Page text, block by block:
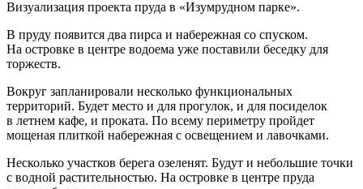
Визуализация проекта пруда в «Изумрудном парке».
В пруду появится два пирса и набережная со спуском.
На островке в центре водоема уже поставили беседку для
торжеств.
Вокруг запланировали несколько функциональных
территорий. Будет место и для прогулок, и для посиделок
в летнем кафе, и проката. По всему периметру пройдет
мощеная плиткой набережная с освещением и лавочками.
Несколько участков берега озеленят. Будут и небольшие точки
с водной растительностью. На островке в центре пруда